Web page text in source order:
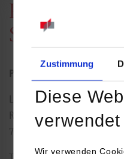
Zustimmung
Diese
Wir verwenden
Prof. Dr.-Ing.
Seidenstricker
Professor für
Lerchenstraße 1
Raum: B5.15
70174